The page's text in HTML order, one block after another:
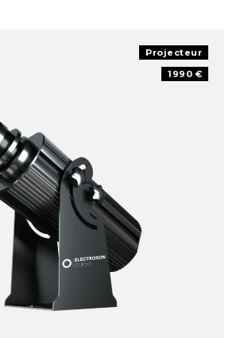
Projecteur
1990 €